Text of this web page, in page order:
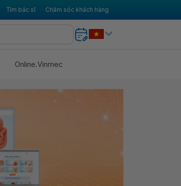
Tìm bác sĩ Chăm sóc khách hàng
Online.Vinmec